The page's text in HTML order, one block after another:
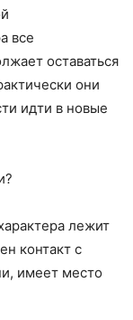
все
оставаться
они
идти в новые
лежит
контакт с
имеет место